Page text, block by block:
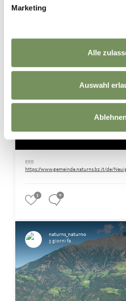
Marketing
Alle
Auswahl
‼️‼️‼️
https://www.gemeinde.naturns.bz.it/de/
3 0
naturns_naturno
3 giorni fa